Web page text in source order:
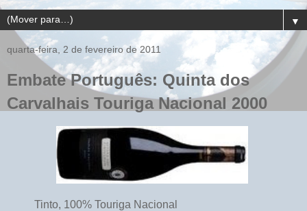
▼
quarta-feira, 2 de fevereiro de 2011
Embate Português: Quinta dos
Carvalhais Touriga Nacional 2000
Tinto, 100% Touriga Nacional